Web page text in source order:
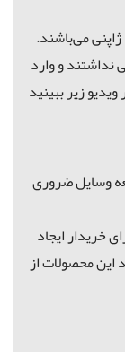
ژاپنی می‌باشند.
و وارد
زیر ببینید
بافندگی برادر بیش از 50 قطعه وسایل ضروری
خریدار ایجاد
این محصولات از